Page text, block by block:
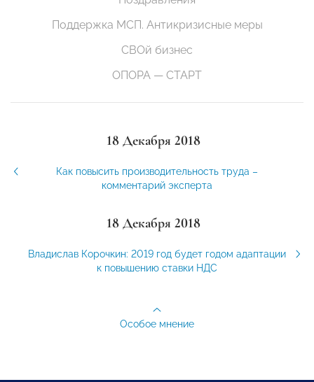
Поддержка МСП. Антикризисные меры
СВОй бизнес
ОПОРА — СТАРТ
18 Декабря 2018
Как повысить производительность труда –
комментарий эксперта
18 Декабря 2018
Владислав Корочкин: 2019 год будет годом адаптации
к повышению ставки НДС
Особое мнение